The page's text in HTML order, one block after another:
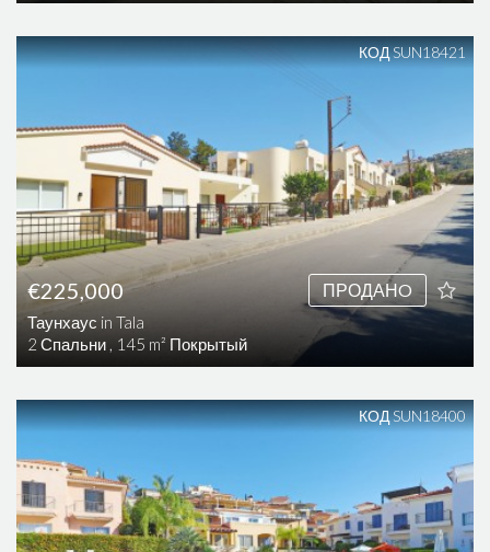
ПРОДАНO
€225,000
Таунхаус in Tala
2 Спальни , 145 m² Покрытый
КОД SUN18421
КОД SUN18400